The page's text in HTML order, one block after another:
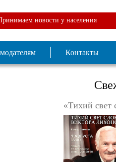
новости у населения
Контакты
«Тихий свет